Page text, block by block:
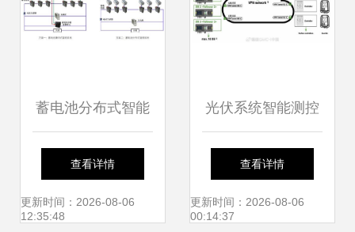
蓄电池分布式智能
管理系统在智能控
制系统集成中的应
查看详情
更新时间：2026-08-06
12:35:48
光伏系统智能测控
方案 SINEAX系列
电能质量监测与智
查看详情
更新时间：2026-08-06
00:14:37